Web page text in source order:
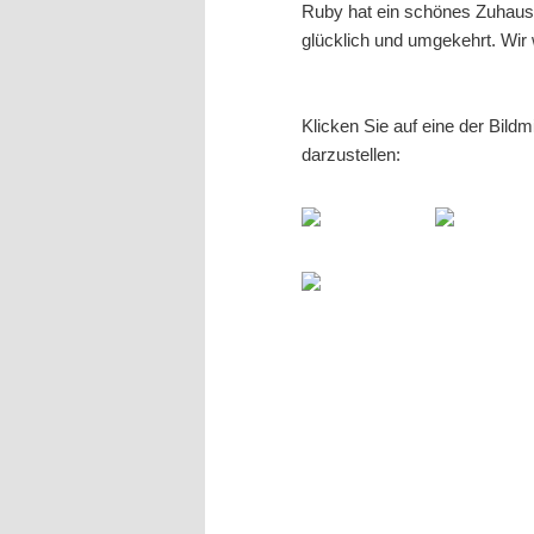
Ruby hat ein schönes
glücklich und umgekehrt. Wir
Klicken Sie auf eine der
darzustellen: